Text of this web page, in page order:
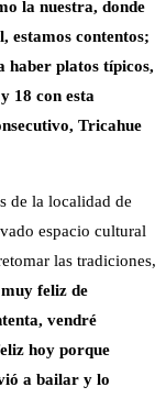
la nuestra, donde
estamos contentos;
haber platos típicos,
18 con esta
Tricahue
de la localidad de
espacio cultural
las tradiciones,
feliz de
vendré
hoy porque
a bailar y lo